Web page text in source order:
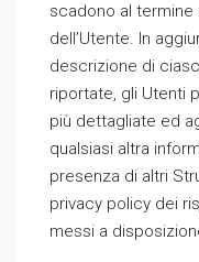
scadono al termine
dell’Utente. In
descrizione di
riportate, gli Utenti
più dettagliate ed
qualsiasi altra
presenza di altri
privacy policy dei
messi a